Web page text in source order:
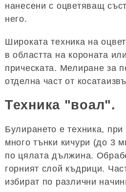
нанесени с оцветяващ
него.
Широката техника на
в областта на короната
прическата. Мелиране за
отделна част от
Техника "воал".
Булирането е техника, при
много тънки кичури (до 3
по цялата дължина.
горният слой къдрици.
избират по различни